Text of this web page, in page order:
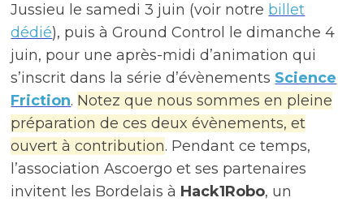
Jussieu le samedi 3 juin (voir notre billet
dédié), puis à Ground Control le dimanche 4
juin, pour une après-midi d’animation qui
s’inscrit dans la série d’évènements Science
Friction. Notez que nous sommes en pleine
préparation de ces deux évènements, et
ouvert à contribution. Pendant ce temps,
l’association Ascoergo et ses partenaires
invitent les Bordelais à Hack1Robo, un